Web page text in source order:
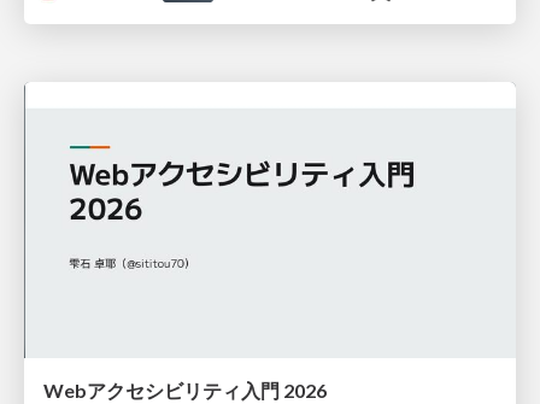
Webアクセシビリティ入門 2026